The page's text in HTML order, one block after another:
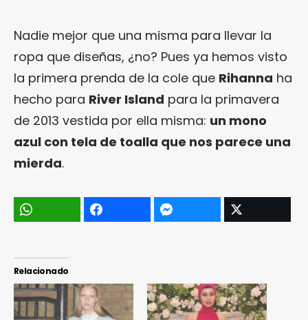
Nadie mejor que una misma para llevar la
ropa que diseñas, ¿no? Pues ya hemos visto
la primera prenda de la cole que Rihanna ha
hecho para River Island para la primavera
de 2013 vestida por ella misma: un mono
azul con tela de toalla que nos parece una
mierda.
Relacionado